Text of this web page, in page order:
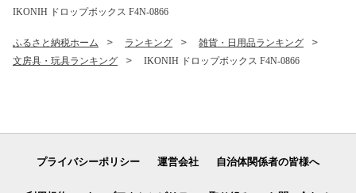
IKONIH ドロップボックス F4N-0866
ふるさと納税ホーム ランキング
雑貨・日用品ランキング
文房具・玩具ランキング
IKONIH ドロップボックス F4N-0866
プライバシーポリシー 運営会社 自治体関係者の皆様へ